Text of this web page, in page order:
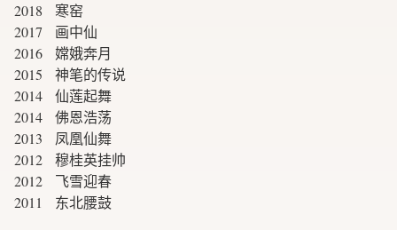
2018 寒窑
2017 画中仙
2016 嫦娥奔月
2015 神笔的传说
2014 仙莲起舞
2014 佛恩浩荡
2013 凤凰仙舞
2012 穆桂英挂帅
2012 飞雪迎春
2011 东北腰鼓